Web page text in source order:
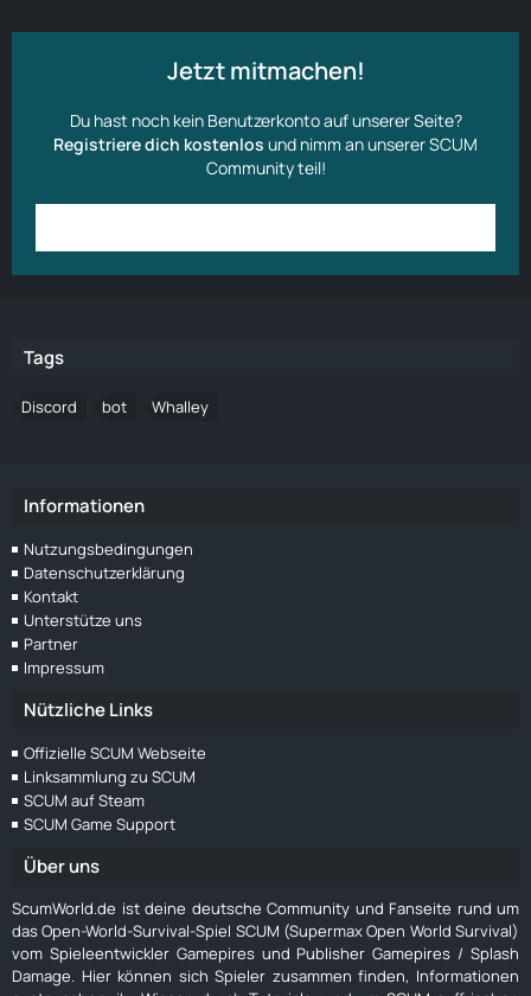
Jetzt mitmachen!
Du hast noch kein Benutzerkonto auf unserer Seite?
Registriere dich kostenlos und nimm an unserer SCUM
Community teil!
Tags
Discord bot Whalley
Informationen
Nutzungsbedingungen
Datenschutzerklärung
Kontakt
Unterstütze uns
Partner
Impressum
Nützliche Links
Offizielle SCUM Webseite
Linksammlung zu SCUM
SCUM auf Steam
SCUM Game Support
Über uns
ScumWorld.de ist deine deutsche Community und Fanseite rund um
das Open-World-Survival-Spiel SCUM (Supermax Open World Survival)
vom Spieleentwickler Gamepires und Publisher Gamepires / Splash
Damage. Hier können sich Spieler zusammen finden, Informationen